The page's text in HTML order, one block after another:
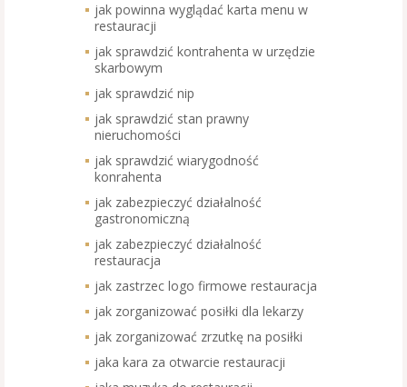
jak powinna wyglądać karta menu w
restauracji
jak sprawdzić kontrahenta w urzędzie
skarbowym
jak sprawdzić nip
jak sprawdzić stan prawny
nieruchomości
jak sprawdzić wiarygodność
konrahenta
jak zabezpieczyć działalność
gastronomiczną
jak zabezpieczyć działalność
restauracja
jak zastrzec logo firmowe restauracja
jak zorganizować posiłki dla lekarzy
jak zorganizować zrzutkę na posiłki
jaka kara za otwarcie restauracji